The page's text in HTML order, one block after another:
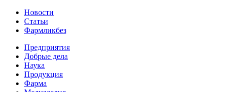
Новости
Статьи
Фармликбез
Предприятия
Добрые дела
Наука
Продукция
Фарма